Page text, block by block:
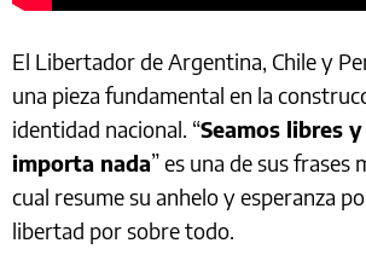
El Libertador de Argentina, Chile y
una pieza fundamental en la
identidad nacional. “Seamos libres
importa nada” es una de sus frases
cual resume su anhelo y esperanza
libertad por sobre todo.